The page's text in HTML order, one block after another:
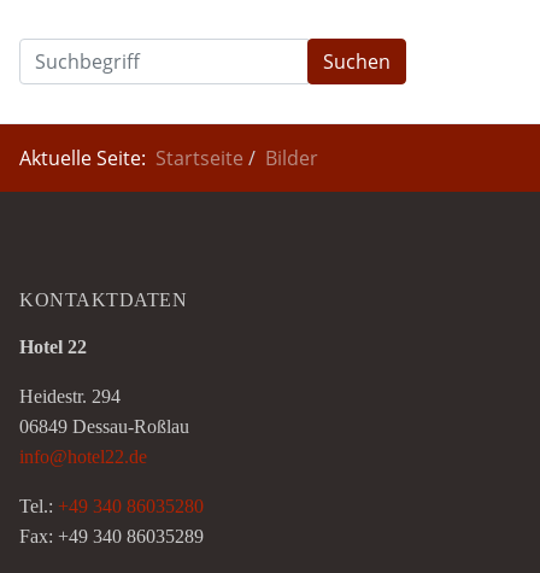
Suchen
Aktuelle Seite: Startseite Bilder
KONTAKTDATEN
Hotel 22
Heidestr. 294
06849 Dessau-Roßlau
info@hotel22.de
Tel.: +49 340 86035280
Fax: +49 340 86035289